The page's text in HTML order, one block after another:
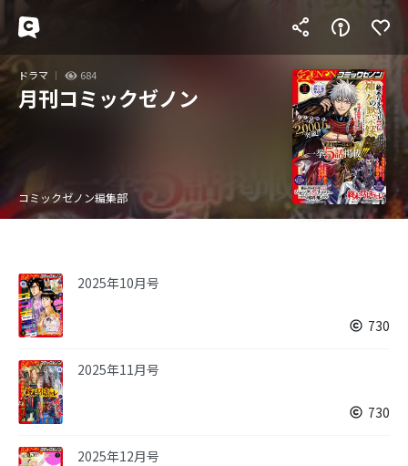
ドラマ 684
月刊コミックゼノン
コミックゼノン編集部
2025年10月号
730
2025年11月号
730
2025年12月号